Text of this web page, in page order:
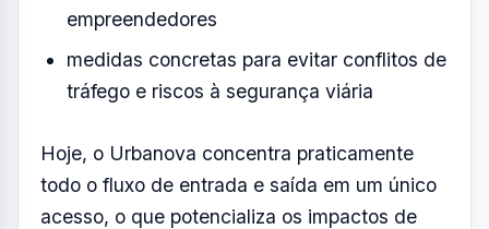
empreendedores
medidas concretas para evitar conflitos de
tráfego e riscos à segurança viária
Hoje, o Urbanova concentra praticamente
todo o fluxo de entrada e saída em um único
acesso, o que potencializa os impactos de